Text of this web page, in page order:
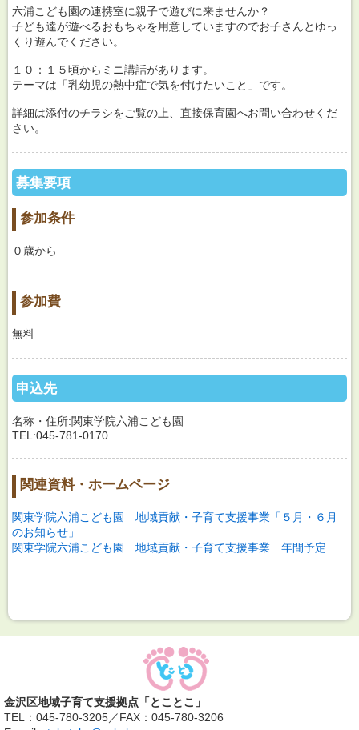
六浦こども園の連携室に親子で遊びに来ませんか？
子ども達が遊べるおもちゃを用意していますのでお子さんとゆっ
くり遊んでください。
１０：１５頃からミニ講話があります。
テーマは「乳幼児の熱中症で気を付けたいこと」です。
詳細は添付のチラシをご覧の上、直接保育園へお問い合わせくだ
さい。
募集要項
参加条件
０歳から
参加費
無料
申込先
名称・住所:関東学院六浦こども園
TEL:045-781-0170
関連資料・ホームページ
関東学院六浦こども園 地域貢献・子育て支援事業「５月・６月
のお知らせ」
関東学院六浦こども園 地域貢献・子育て支援事業 年間予定
金沢区地域子育て支援拠点「とことこ」
TEL：045-780-3205／FAX：045-780-3206